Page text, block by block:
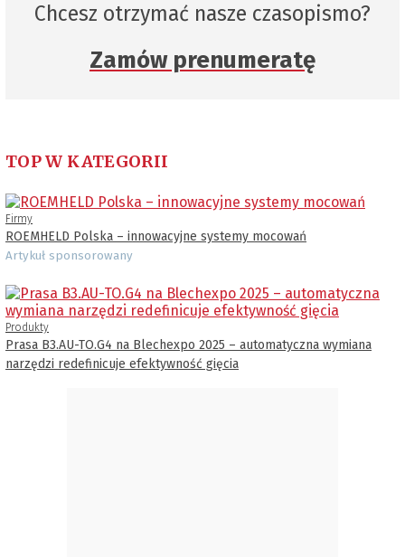
Chcesz otrzymać nasze czasopismo?
Zamów prenumeratę
TOP W KATEGORII
Firmy
ROEMHELD Polska – innowacyjne systemy mocowań
Artykuł sponsorowany
Produkty
Prasa B3.AU-TO.G4 na Blechexpo 2025 – automatyczna wymiana
narzędzi redefinicuje efektywność gięcia